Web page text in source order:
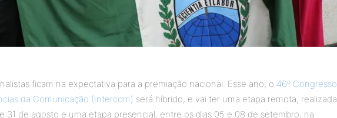
ficam na expectativa para a premiação nacional. Esse ano, o 46º Congresso
da Comunicação (Intercom) será híbrido, e vai ter uma etapa remota, realizada
31 de agosto e uma etapa presencial, entre os dias 05 e 08 de setembro, na